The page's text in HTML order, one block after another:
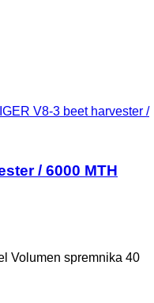
V8-3 beet harvester /
/ 6000 MTH
Volumen spremnika 40